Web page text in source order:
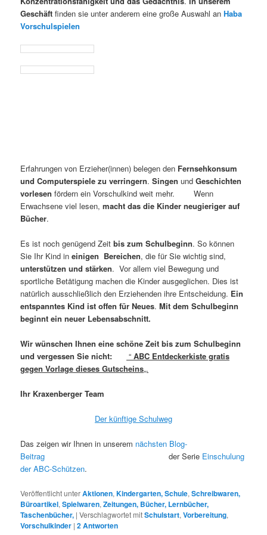
Geschäft finden sie unter anderem eine große Auswahl an Haba
Vorschulspielen
Erfahrungen von Erzieher(innen) belegen den Fernsehkonsum
und Computerspiele zu verringern.Singen undGeschichten
vorlesen fördern ein Vorschulkind weit mehr. Wenn
Erwachsene viel lesen, macht das die Kinder neugieriger auf
Bücher.
Es ist noch genügend Zeit bis zum Schulbeginn. So können
Sie Ihr Kind ineinigen Bereichen, die für Sie wichtig sind,
unterstützen und stärken. Vor allem viel Bewegung und
sportliche Betätigung machen die Kinder ausgeglichen. Dies ist
natürlich ausschließlich den Erziehenden ihre Entscheidung. Ein
entspanntes Kind ist offen für Neues. Mit dem Schulbeginn
beginnt ein neuer Lebensabschnitt.
Wir wünschen Ihnen eine schöne Zeit bis zum Schulbeginn
und vergessen Sie nicht:
“ABC Entdeckerkiste gratis
gegen Vorlage dieses Gutscheins„.
Ihr Kraxenberger Team
Der künftige Schulweg
Das zeigen wir Ihnen in unserem nächsten Blog-
Beitrag der Serie Einschulung
der ABC-Schützen.
Veröffentlicht unterAktionen,Kindergarten, Schule,Schreibwaren,
Büroartikel,Spielwaren,Zeitungen, Bücher, Lernbücher,
Taschenbücher, |Verschlagwortet mitSchulstart,Vorbereitung,
Vorschulkinder |2Antworten